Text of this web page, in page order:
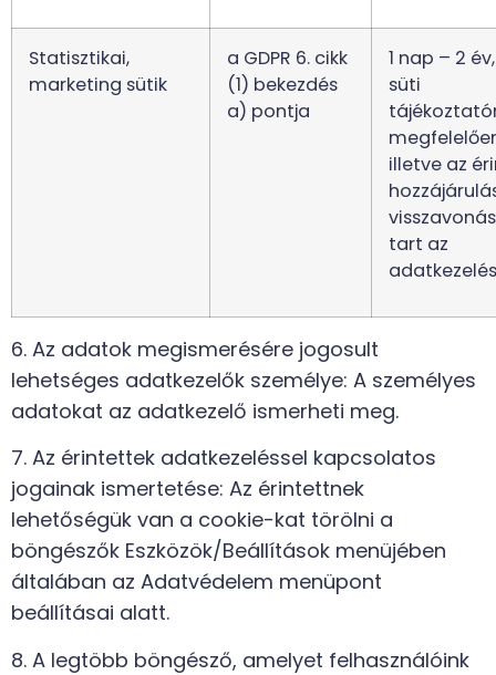
Statisztikai,
marketing sütik
a GDPR 6. cikk
(1) bekezdés
a) pontja
1 nap – 2
süti
illetve az
tart az
6. Az adatok megismerésére jogosult
lehetséges adatkezelők személye: A személyes
adatokat az adatkezelő ismerheti meg.
7. Az érintettek adatkezeléssel kapcsolatos
jogainak ismertetése: Az érintettnek
lehetőségük van a cookie-kat törölni a
böngészők Eszközök/Beállítások menüjében
általában az Adatvédelem menüpont
beállításai alatt.
8. A legtöbb böngésző, amelyet felhasználóink